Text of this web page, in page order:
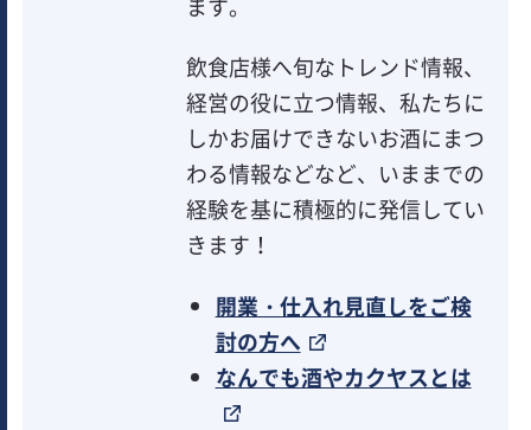
飲食店様へ旬なトレンド情報、
経営の役に立つ情報、私たちに
しかお届けできないお酒にまつ
わる情報などなど、いままでの
経験を基に積極的に発信してい
きます！
開業・仕入れ見直しをご検
討の方へ
なんでも酒やカクヤスとは